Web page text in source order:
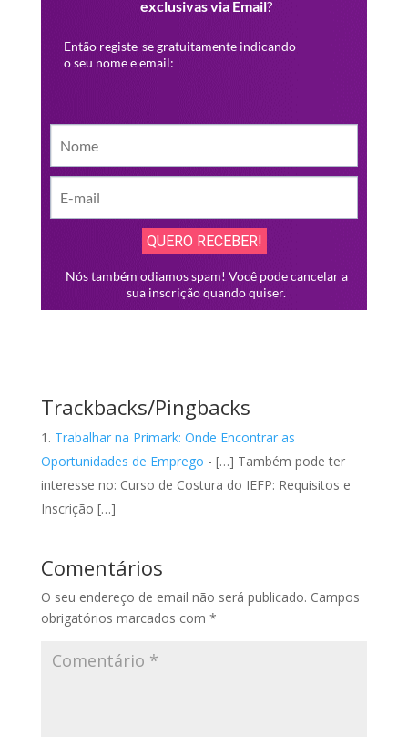
Trackbacks/Pingbacks
Trabalhar na Primark: Onde Encontrar as
Oportunidades de Emprego - […] Também pode ter
interesse no: Curso de Costura do IEFP: Requisitos e
Inscrição […]
Comentários
O seu endereço de email não será publicado. Campos
obrigatórios marcados com *